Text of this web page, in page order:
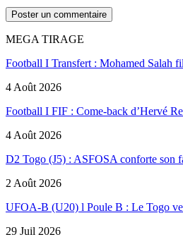
MEGA TIRAGE
Football I Transfert : Mohamed Salah
4 Août 2026
Football I FIF : Come-back d’Hervé
4 Août 2026
D2 Togo (J5) : ASFOSA conforte son
2 Août 2026
UFOA-B (U20) l Poule B : Le Togo
29 Juil 2026